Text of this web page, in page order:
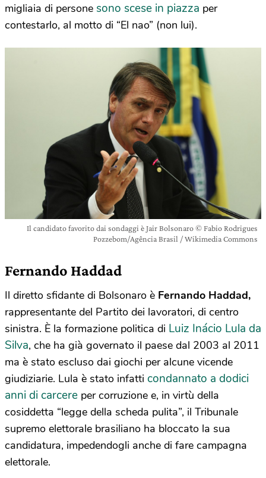
migliaia di persone sono scese in piazza per
contestarlo, al motto di “El nao” (non lui).
Il candidato favorito dai sondaggi è Jair Bolsonaro © Fabio Rodrigues
Pozzebom/Agência Brasil / Wikimedia Commons
Fernando Haddad
Il diretto sfidante di Bolsonaro è Fernando Haddad,
rappresentante del Partito dei lavoratori, di centro
sinistra. È la formazione politica di Luiz Inácio Lula da
Silva, che ha già governato il paese dal 2003 al 2011
ma è stato escluso dai giochi per alcune vicende
giudiziarie. Lula è stato infatti condannato a dodici
anni di carcere per corruzione e, in virtù della
cosiddetta “legge della scheda pulita”, il Tribunale
supremo elettorale brasiliano ha bloccato la sua
candidatura, impedendogli anche di fare campagna
elettorale.